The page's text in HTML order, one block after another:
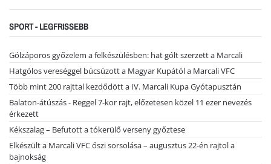
SPORT - LEGFRISSEBB
Gólzáporos győzelem a felkészülésben: hat gólt szerzett a Marcali
Hatgólos vereséggel búcsúzott a Magyar Kupától a Marcali VFC
Több mint 200 rajttal kezdődött a IV. Marcali Kupa Gyótapusztán
Balaton-átúszás - Reggel 7-kor rajt, előzetesen közel 11 ezer nevezés
érkezett
Kékszalag – Befutott a tókerülő verseny győztese
Elkészült a Marcali VFC őszi sorsolása – augusztus 22-én rajtol a
bajnokság